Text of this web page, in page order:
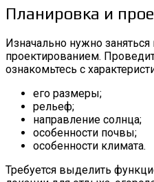
Планировка и
Изначально нужно
проектированием.
ознакомьтесь с
его размеры;
рельеф;
направление солнца;
особенности почвы;
особенности климата.
Требуется выделить